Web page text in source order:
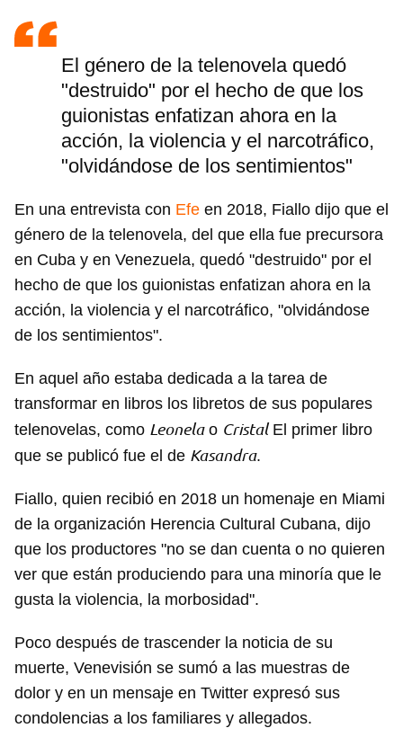
Guardar como favorito
El género de la telenovela quedó
"destruido" por el hecho de que los
guionistas enfatizan ahora en la
acción, la violencia y el narcotráfico,
"olvidándose de los sentimientos"
En una entrevista con Efe en 2018, Fiallo dijo que el
género de la telenovela, del que ella fue precursora
en Cuba y en Venezuela, quedó "destruido" por el
hecho de que los guionistas enfatizan ahora en la
acción, la violencia y el narcotráfico, "olvidándose
de los sentimientos".
En aquel año estaba dedicada a la tarea de
transformar en libros los libretos de sus populares
telenovelas, como Leonelao CristalEl primer libro
que se publicó fue el de Kasandra.
Fiallo, quien recibió en 2018 un homenaje en Miami
de la organización Herencia Cultural Cubana, dijo
que los productores "no se dan cuenta o no quieren
ver que están produciendo para una minoría que le
gusta la violencia, la morbosidad".
Poco después de trascender la noticia de su
muerte, Venevisión se sumó a las muestras de
dolor y en un mensaje en Twitter expresó sus
condolencias a los familiares y allegados.